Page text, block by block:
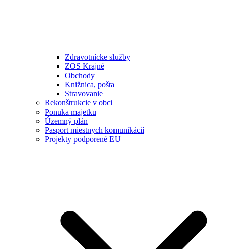
Zdravotnícke služby
ZOS Krajné
Obchody
Knižnica, pošta
Stravovanie
Rekonštrukcie v obci
Ponuka majetku
Územný plán
Pasport miestnych komunikácií
Projekty podporené EU